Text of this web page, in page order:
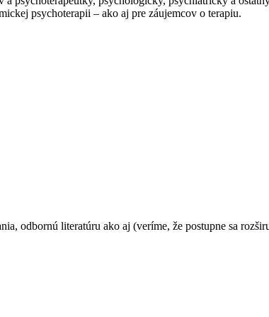
psychoterapii – ako aj pre záujemcov o terapiu.
odbornú literatúru ako aj (veríme, že postupne sa